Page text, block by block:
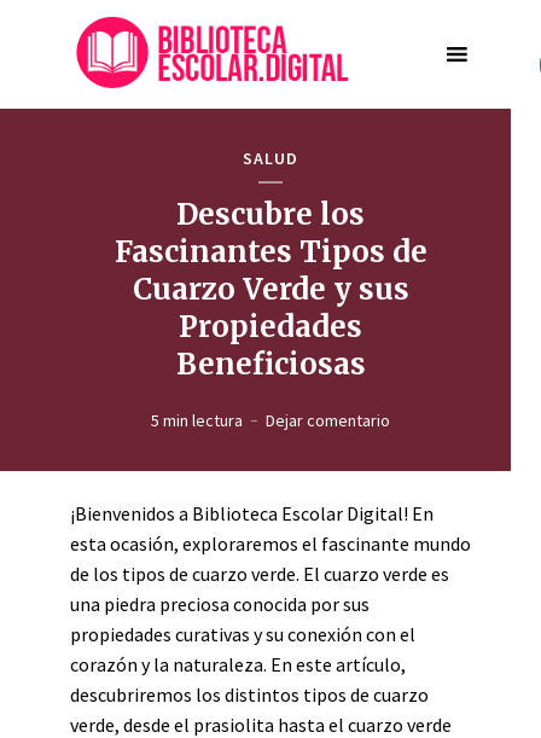
SALUD
Descubre los
Fascinantes Tipos de
Cuarzo Verde y sus
Propiedades
Beneficiosas
5 min lectura Dejar comentario
¡Bienvenidos a Biblioteca Escolar Digital! En
esta ocasión, exploraremos el fascinante mundo
de los tipos de cuarzo verde. El cuarzo verde es
una piedra preciosa conocida por sus
propiedades curativas y su conexión con el
corazón y la naturaleza. En este artículo,
descubriremos los distintos tipos de cuarzo
verde, desde el prasiolita hasta el cuarzo verde